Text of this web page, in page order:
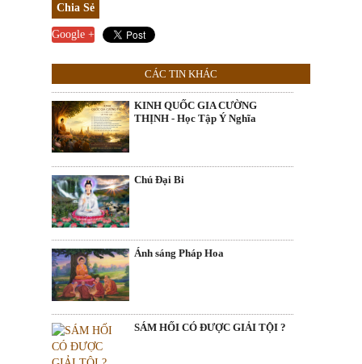
Chia Sẻ
Google +
CÁC TIN KHÁC
KINH QUỐC GIA CƯỜNG
THỊNH - Học Tập Ý Nghĩa
Chú Đại Bi
Ánh sáng Pháp Hoa
SÁM HỐI CÓ ĐƯỢC GIẢI TỘI ?